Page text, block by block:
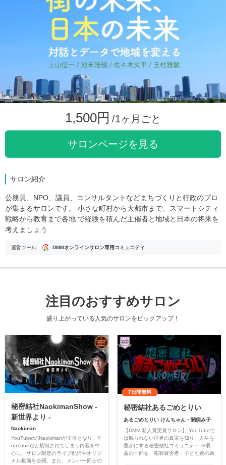
1,500円 /1ヶ月ごと
サロンページを見る
サロン紹介
公務員、NPO、議員、コンサルタントなどまちづくりと行政のプロ
が集まるサロンです。 小さな町村から大都市まで、スマートシティ
戦略から教育まで各地 で経験を積んだ主催者と地域と日本の将来を
考えましょう
運営ツール DMMオンラインサロン専用コミュニティ
注目のおすすめサロン
盛り上がっている人気のサロンをピックアップ！
秘密結社NaokimanShow -
新世界より -
Naokiman
YouTuberのNaokimanが主体となり、Y
ouTubeだと規制されてしまう内容を中
心に、サロン限定のライブ配信やオリジ
ナル動画を公開。また、メンバー同士の
7日間無料
秘密結社あるごめとりい
あるごめとりい けんちゃん・闇病み子
【DMM 新人賞受賞サロン】 YouTubeで
は観られない世界の真実を知り、人生を
豊かにする秘密結社コミュニティ ※収
益の一部を、犯罪被害者・子ども達の為